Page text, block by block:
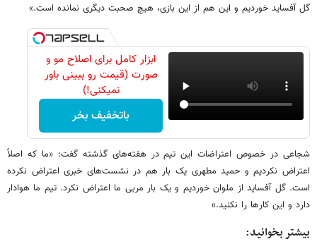
گل آفساید خوردیم و این هم از این بازی، هیچ صحبت دیگری نمانده است.»
ابزار کامل برای اصلاح مو و
صورت (قیمت رو ببینی باور
نمیکنی!)
باتخفیف بخر
شجاعی در خصوص اعتراضات این تیم در هفته‌های گذشته گفت: «ما که اصلاً
اعتراض نکردیم و حمید مطهری یک بار هم در نشست‌های خبری اعتراض نکرده
است. گل آفساید از ملوان خوردیم و یک بار مربی ما اعتراض نکرد. تیم ما هوادار
دارد و این کارها را نکنید.»
بیشتر بخوانید: